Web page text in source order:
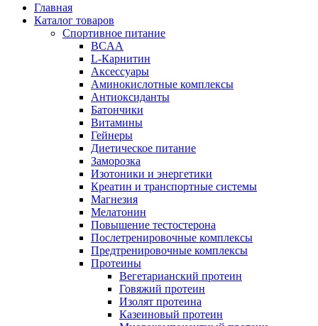
Главная
Каталог товаров
Спортивное питание
BCAA
L-Карнитин
Аксессуары
Аминокислотные комплексы
Антиоксиданты
Батончики
Витамины
Гейнеры
Диетическое питание
Заморозка
Изотоники и энергетики
Креатин и транспортные системы
Магнезия
Мелатонин
Повышение тестостерона
Послетренировочные комплексы
Предтренировочные комплексы
Протеины
Вегетарианский протеин
Говяжий протеин
Изолят протеина
Казеиновый протеин